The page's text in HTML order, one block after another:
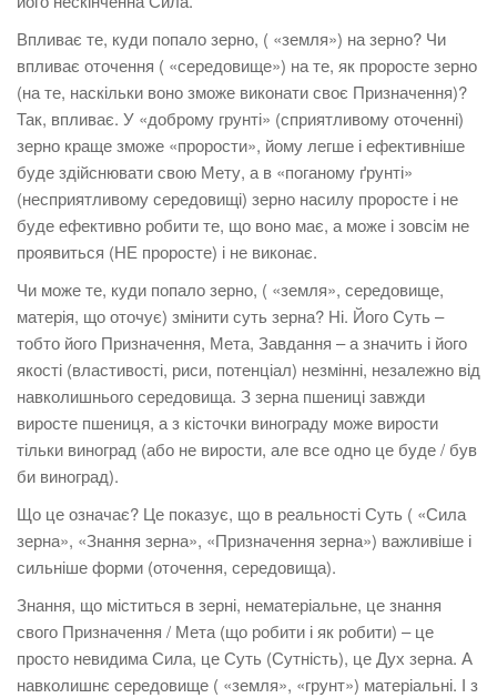
Впливає те, куди попало зерно, ( «земля») на зерно? Чи
впливає оточення ( «середовище») на те, як проросте зерно
(на те, наскільки воно зможе виконати своє Призначення)?
Так, впливає. У «доброму грунті» (сприятливому оточенні)
зерно краще зможе «прорости», йому легше і ефективніше
буде здійснювати свою Мету, а в «поганому ґрунті»
(несприятливому середовищі) зерно насилу проросте і не
буде ефективно робити те, що воно має, а може і зовсім не
проявиться (НЕ проросте) і не виконає.
Чи може те, куди попало зерно, ( «земля», середовище,
матерія, що оточує) змінити суть зерна? Ні. Його Суть –
тобто його Призначення, Мета, Завдання – а значить і його
якості (властивості, риси, потенціал) незмінні, незалежно від
навколишнього середовища. З зерна пшениці завжди
виросте пшениця, а з кісточки винограду може вирости
тільки виноград (або не вирости, але все одно це буде / був
би виноград).
Що це означає? Це показує, що в реальності Суть ( «Сила
зерна», «Знання зерна», «Призначення зерна») важливіше і
сильніше форми (оточення, середовища).
Знання, що міститься в зерні, нематеріальне, це знання
свого Призначення / Мета (що робити і як робити) – це
просто невидима Сила, це Суть (Сутність), це Дух зерна. А
навколишнє середовище ( «земля», «грунт») матеріальні. І з